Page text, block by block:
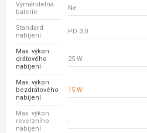
Vyměnitelná
baterie
Ne
Standard
nabíjení
PD 3.0
Max. výkon
drátového
nabíjení
25 W
Max. výkon
bezdrátového
nabíjení
15 W
Max. výkon
reverzního
nabíjení
-